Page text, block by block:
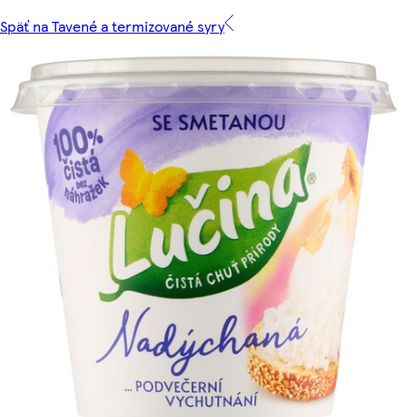
Späť na Tavené a termizované syry